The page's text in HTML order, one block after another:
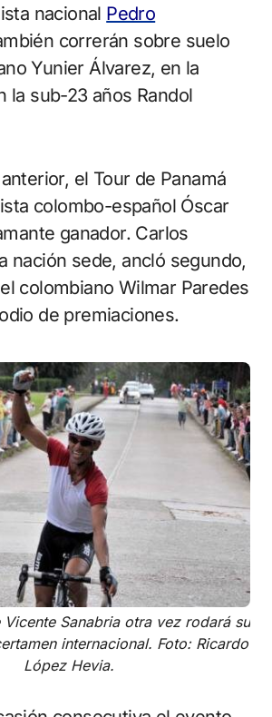
nacional Pedro
correrán sobre suelo
Yunier Álvarez, en la
la sub-23 años Randol
el Tour de Panamá
colombo-español Óscar
ganador. Carlos
nación sede, ancló segundo,
colombiano Wilmar Paredes
de premiaciones.
Sanabria otra vez rodará su
internacional. Foto: Ricardo
López Hevia.